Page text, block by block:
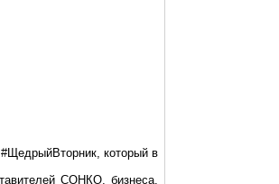
ЩедрыйВторник, который в
СОНКО, бизнеса,